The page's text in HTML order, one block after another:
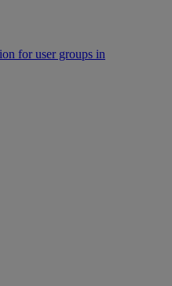
for user groups in